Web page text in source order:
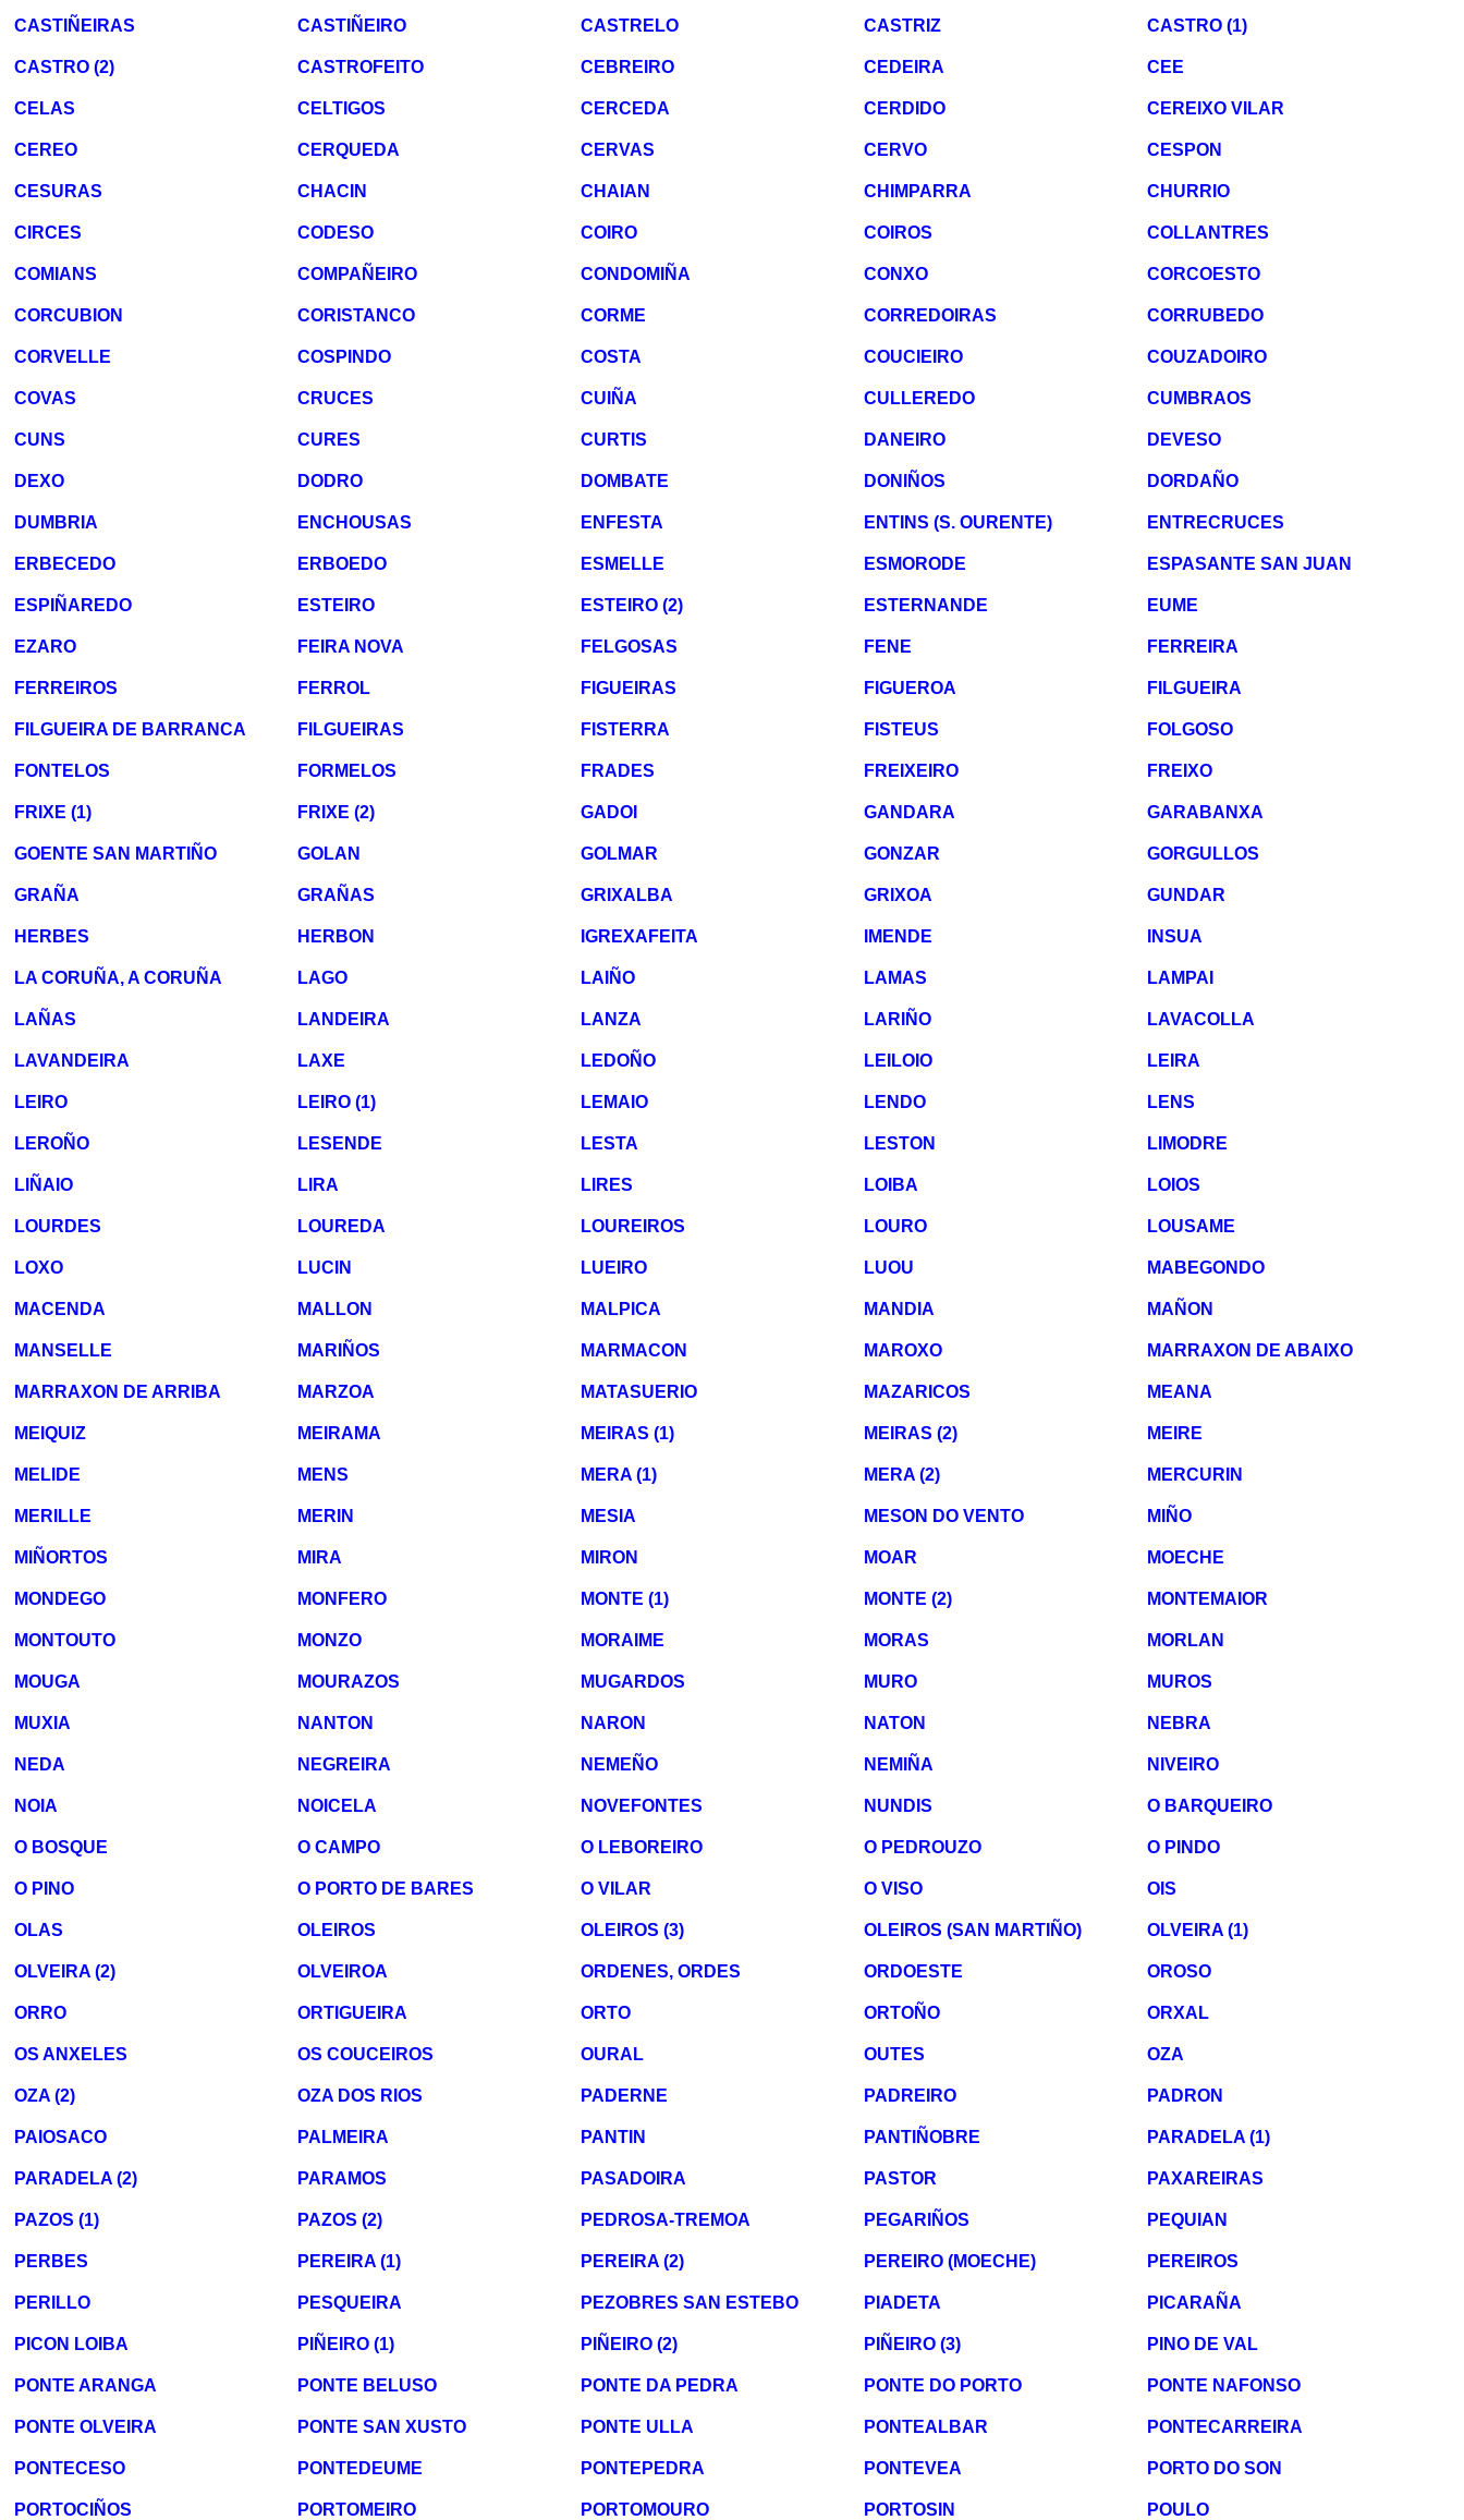
CASTIÑEIRAS CASTIÑEIRO CASTRELO CASTRIZ CASTRO (1)
CASTRO (2) CASTROFEITO CEBREIRO CEDEIRA CEE
CELAS CELTIGOS CERCEDA CERDIDO CEREIXO VILAR
CEREO CERQUEDA CERVAS CERVO CESPON
CESURAS CHACIN CHAIAN CHIMPARRA CHURRIO
CIRCES CODESO COIRO COIROS COLLANTRES
COMIANS COMPAÑEIRO CONDOMIÑA CONXO CORCOESTO
CORCUBION CORISTANCO CORME CORREDOIRAS CORRUBEDO
CORVELLE COSPINDO COSTA COUCIEIRO COUZADOIRO
COVAS CRUCES CUIÑA CULLEREDO CUMBRAOS
CUNS CURES CURTIS DANEIRO DEVESO
DEXO DODRO DOMBATE DONIÑOS DORDAÑO
DUMBRIA ENCHOUSAS ENFESTA ENTINS (S. OURENTE) ENTRECRUCES
ERBECEDO ERBOEDO ESMELLE ESMORODE ESPASANTE SAN JUAN
ESPIÑAREDO ESTEIRO ESTEIRO (2) ESTERNANDE EUME
EZARO FEIRA NOVA FELGOSAS FENE FERREIRA
FERREIROS FERROL FIGUEIRAS FIGUEROA FILGUEIRA
FILGUEIRA DE BARRANCA FILGUEIRAS FISTERRA FISTEUS FOLGOSO
FONTELOS FORMELOS FRADES FREIXEIRO FREIXO
FRIXE (1) FRIXE (2) GADOI GANDARA GARABANXA
GOENTE SAN MARTIÑO GOLAN GOLMAR GONZAR GORGULLOS
GRAÑA GRAÑAS GRIXALBA GRIXOA GUNDAR
HERBES HERBON IGREXAFEITA IMENDE INSUA
LA CORUÑA, A CORUÑA LAGO LAIÑO LAMAS LAMPAI
LAÑAS LANDEIRA LANZA LARIÑO LAVACOLLA
LAVANDEIRA LAXE LEDOÑO LEILOIO LEIRA
LEIRO LEIRO (1) LEMAIO LENDO LENS
LEROÑO LESENDE LESTA LESTON LIMODRE
LIÑAIO LIRA LIRES LOIBA LOIOS
LOURDES LOUREDA LOUREIROS LOURO LOUSAME
LOXO LUCIN LUEIRO LUOU MABEGONDO
MACENDA MALLON MALPICA MANDIA MAÑON
MANSELLE MARIÑOS MARMACON MAROXO MARRAXON DE ABAIXO
MARRAXON DE ARRIBA MARZOA MATASUERIO MAZARICOS MEANA
MEIQUIZ MEIRAMA MEIRAS (1) MEIRAS (2) MEIRE
MELIDE MENS MERA (1) MERA (2) MERCURIN
MERILLE MERIN MESIA MESON DO VENTO MIÑO
MIÑORTOS MIRA MIRON MOAR MOECHE
MONDEGO MONFERO MONTE (1) MONTE (2) MONTEMAIOR
MONTOUTO MONZO MORAIME MORAS MORLAN
MOUGA MOURAZOS MUGARDOS MURO MUROS
MUXIA NANTON NARON NATON NEBRA
NEDA NEGREIRA NEMEÑO NEMIÑA NIVEIRO
NOIA NOICELA NOVEFONTES NUNDIS O BARQUEIRO
O BOSQUE O CAMPO O LEBOREIRO O PEDROUZO O PINDO
O PINO O PORTO DE BARES O VILAR O VISO OIS
OLAS OLEIROS OLEIROS (3) OLEIROS (SAN MARTIÑO) OLVEIRA (1)
OLVEIRA (2) OLVEIROA ORDENES, ORDES ORDOESTE OROSO
ORRO ORTIGUEIRA ORTO ORTOÑO ORXAL
OS ANXELES OS COUCEIROS OURAL OUTES OZA
OZA (2) OZA DOS RIOS PADERNE PADREIRO PADRON
PAIOSACO PALMEIRA PANTIN PANTIÑOBRE PARADELA (1)
PARADELA (2) PARAMOS PASADOIRA PASTOR PAXAREIRAS
PAZOS (1) PAZOS (2) PEDROSA-TREMOA PEGARIÑOS PEQUIAN
PERBES PEREIRA (1) PEREIRA (2) PEREIRO (MOECHE) PEREIROS
PERILLO PESQUEIRA PEZOBRES SAN ESTEBO PIADETA PICARAÑA
PICON LOIBA PIÑEIRO (1) PIÑEIRO (2) PIÑEIRO (3) PINO DE VAL
PONTE ARANGA PONTE BELUSO PONTE DA PEDRA PONTE DO PORTO PONTE NAFONSO
PONTE OLVEIRA PONTE SAN XUSTO PONTE ULLA PONTEALBAR PONTECARREIRA
PONTECESO PONTEDEUME PONTEPEDRA PONTEVEA PORTO DO SON
PORTOCIÑOS PORTOMEIRO PORTOMOURO PORTOSIN POULO